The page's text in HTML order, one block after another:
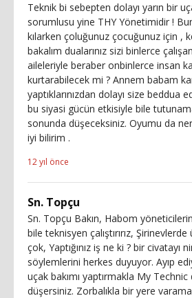
Teknik bi sebepten dolayı yarın bir
sorumlusu yine THY Yönetimidir !
kılarken çoluğunuz çocuğunuz için ,
bakalım dualarınız sizi binlerce
aileleriyle beraber onbinlerce insan
kurtarabilecek mi ? Annem babam
yaptıklarınızdan dolayı size beddua
bu siyasi gücün etkisiyle bile
sonunda düşeceksiniz. Oyumu da
iyi bilirim .
12 yıl önce
Sn. Topçu
Sn. Topçu Bakın, Habom
bile teknisyen çalıştırırız,
çok, Yaptığınız iş ne ki ? bir civatayı
söylemlerini herkes duyuyor. Ayıp
uçak bakımı yaptırmakla My
düşersiniz. Zorbalıkla bir yere